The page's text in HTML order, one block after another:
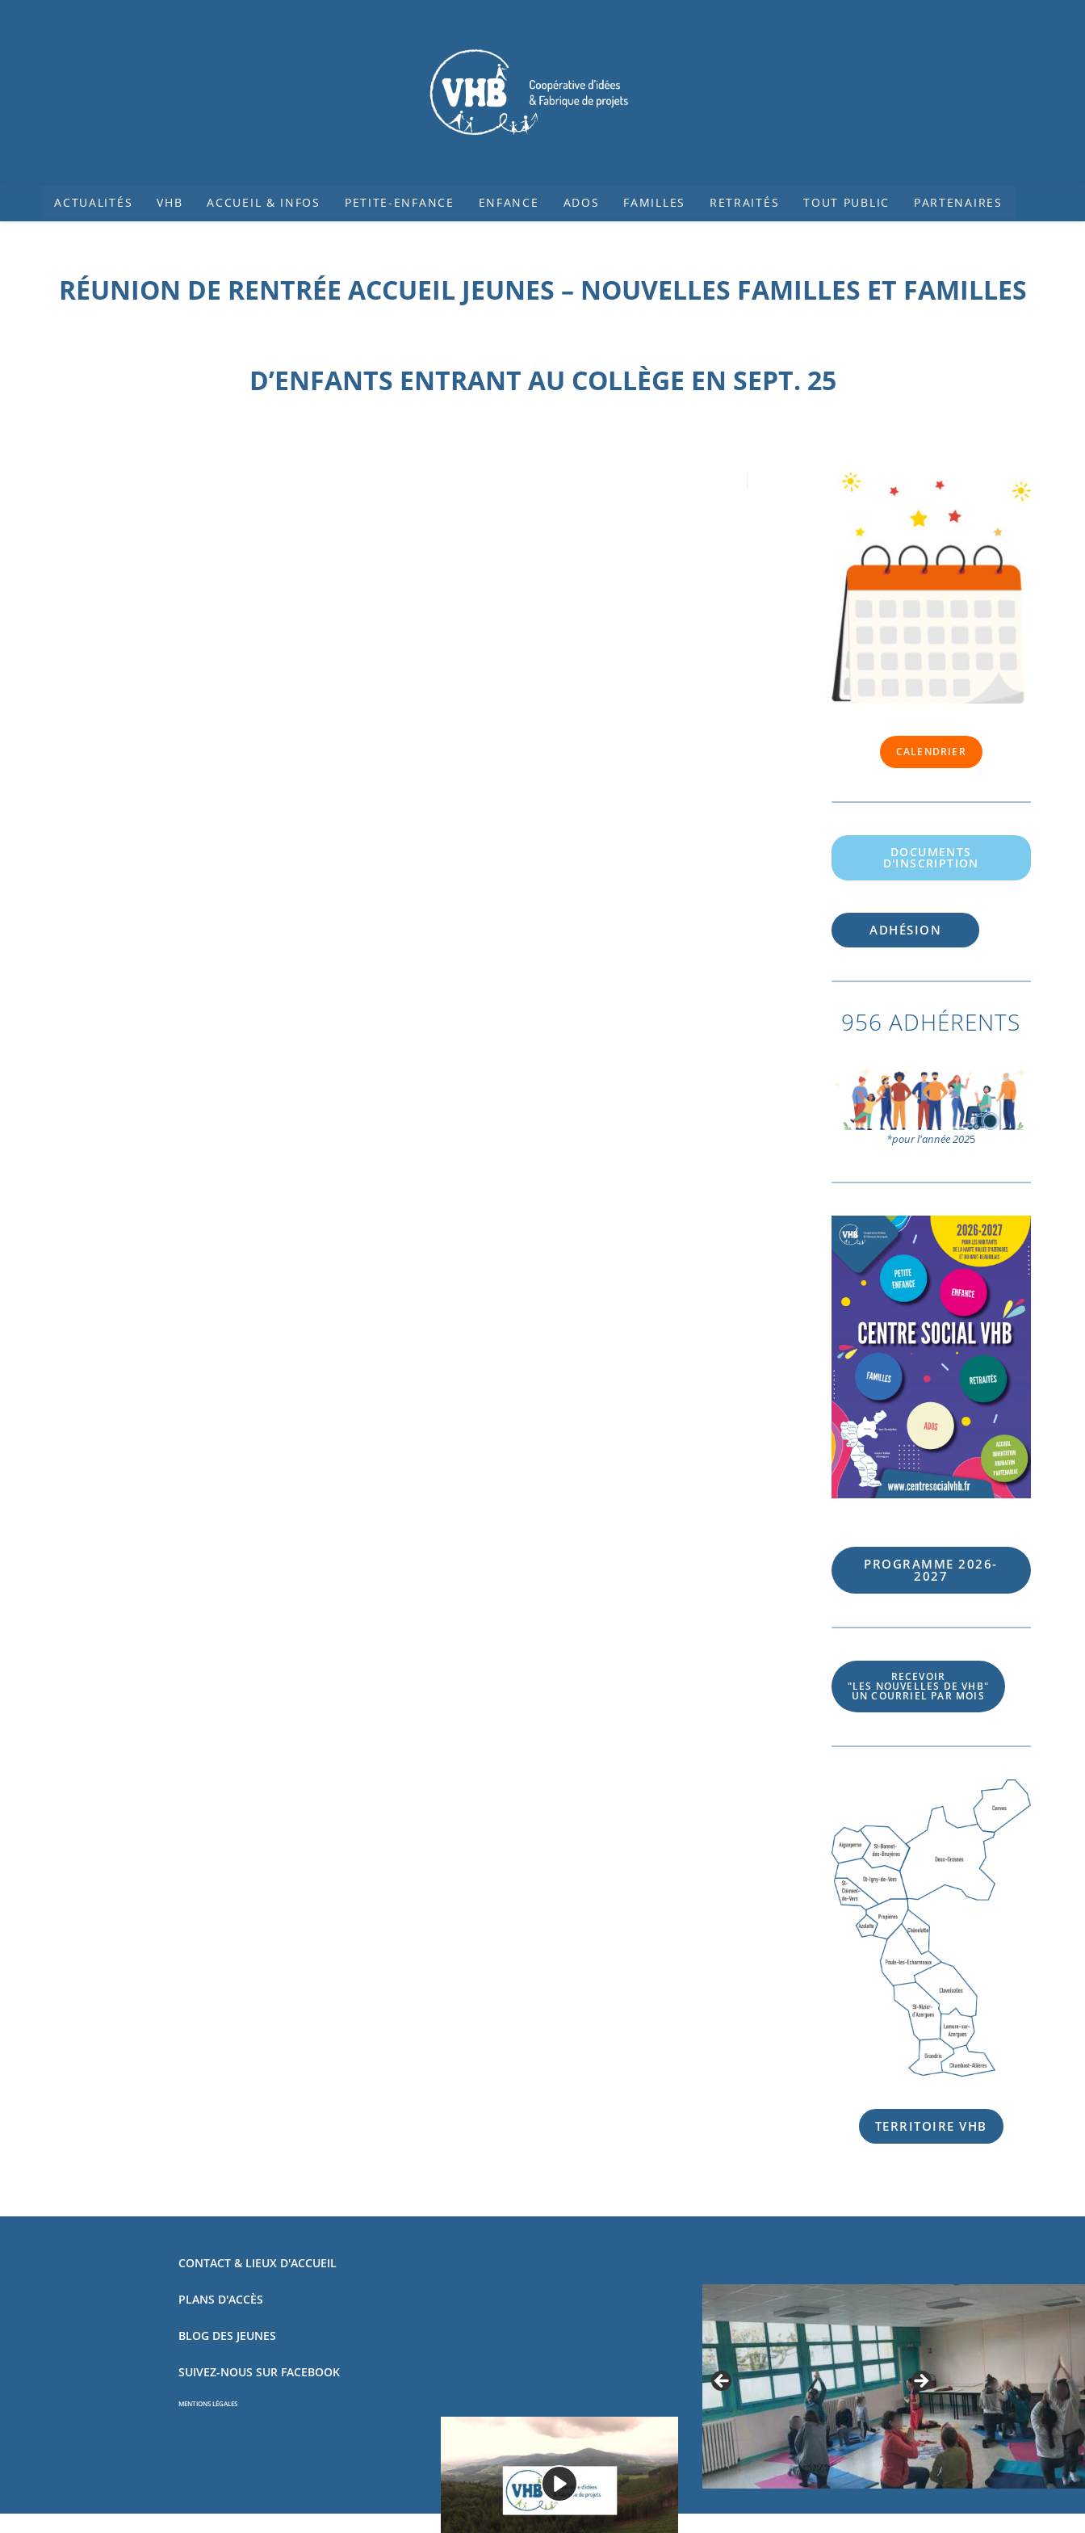
ACTUALITÉS VHB ACCUEIL & INFOS PETITE-ENFANCE ENFANCE ADOS FAMILLES RETRAITÉS TOUT PUBLIC PARTENAIRES
RÉUNION DE RENTRÉE ACCUEIL JEUNES – NOUVELLES FAMILLES ET FAMILLES
D’ENFANTS ENTRANT AU COLLÈGE EN SEPT. 25
CALENDRIER
DOCUMENTS
D'INSCRIPTION
ADHÉSION
956 ADHÉRENTS
*pour l'année 2025
PROGRAMME 2026-
2027
RECEVOIR
"LES NOUVELLES DE VHB"
UN COURRIEL PAR MOIS
TERRITOIRE VHB
CONTACT & LIEUX D'ACCUEIL
PLANS D'ACCÈS
BLOG DES JEUNES
SUIVEZ-NOUS SUR FACEBOOK
MENTIONS LÉGALES